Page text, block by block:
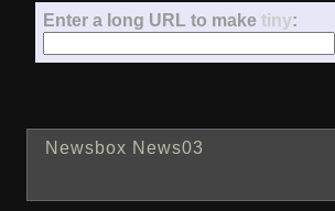
Enter a long URL to make tiny:
Newsbox News03